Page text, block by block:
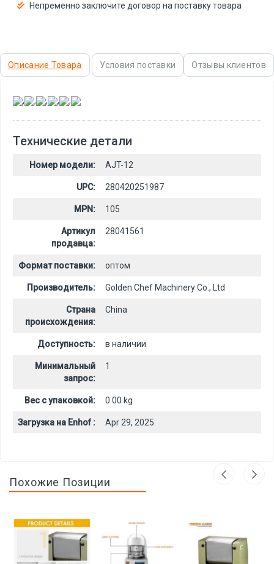
Непременно заключите договор на поставку товара
Описание Товара Условия поставки Отзывы клиентов
, , , , ,
Технические детали
Номер модели: AJT-12
UPC: 280420251987
MPN: 105
Артикул
продавца:
28041561
Формат поставки: оптом
Производитель: Golden Chef Machinery Co., Ltd
Страна
происхождения:
China
Доступность: в наличии
Минимальный
запрос:
1
Вес с упаковкой: 0.00 kg
Загрузка на Enhof : Apr 29, 2025
Похожие Позиции